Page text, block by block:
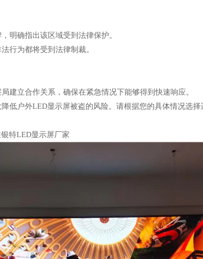
明确指出该区域受到法律保护。
行为都将受到法律制裁。
建立合作关系，确保在紧急情况下能够得到快速响应。
低户外LED显示屏被盗的风险。请根据您的具体情况选
特LED显示屏厂家